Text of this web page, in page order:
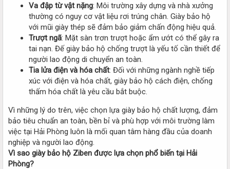
Va đập từ vật nặng: Môi trường xây dựng và nhà xưởng
thường có nguy cơ vật liệu rơi trúng chân. Giày bảo hộ
với mũi giày thép sẽ đảm bảo giảm chấn động hiệu quả.
Trượt ngã: Mặt sàn trơn trượt hoặc ẩm ướt có thể gây ra
tai nạn. Đế giày bảo hộ chống trượt là yếu tố cần thiết để
người lao động di chuyển an toàn.
Tia lửa điện và hóa chất: Đối với những ngành nghề tiếp
xúc với điện và hóa chất, giày bảo hộ cách điện, chống
thấm hóa chất là yêu cầu bắt buộc.
Vì những lý do trên, việc chọn lựa giày bảo hộ chất lượng, đảm
bảo tiêu chuẩn an toàn, bền bỉ và phù hợp với môi trường làm
việc tại Hải Phòng luôn là mối quan tâm hàng đầu của doanh
nghiệp và người lao động.
Vì sao giày bảo hộ Ziben được lựa chọn phổ biến tại Hải
Phòng?